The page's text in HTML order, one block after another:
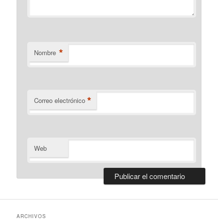
Nombre *
Correo electrónico *
Web
ARCHIVOS